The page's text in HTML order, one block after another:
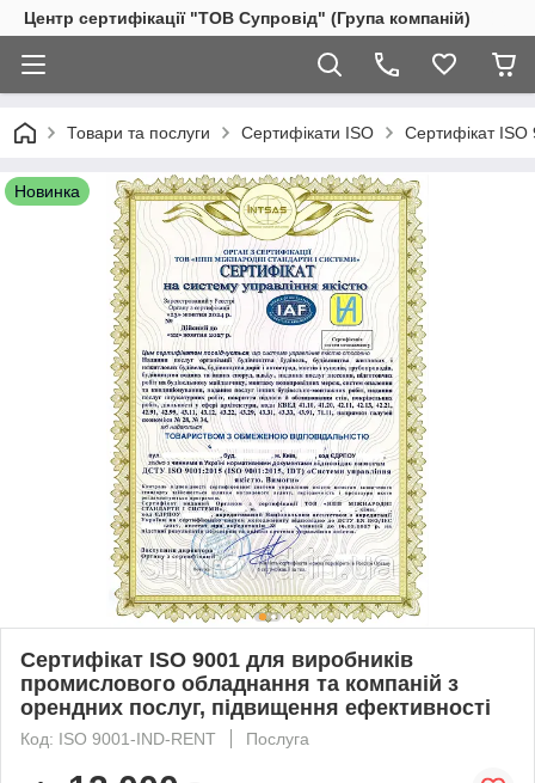
Центр сертифікації "ТОВ Супровід" (Група компаній)
Товари та послуги Сертифікати ISO Сертифікат ISO
Новинка
Сертифікат ISO 9001 для виробників
промислового обладнання та компаній з
орендних послуг, підвищення ефективності
Код: ISO 9001-IND-RENT Послуга